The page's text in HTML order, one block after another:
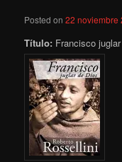
Posted on22 noviembre
Título: Francisco